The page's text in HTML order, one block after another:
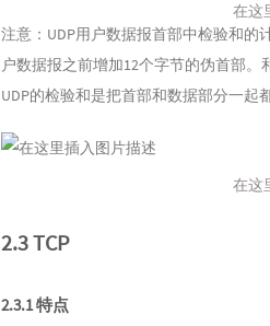
在这
注意：UDP用户数据报首部中检验和的
户数据报之前增加12个字节的伪首部
UDP的检验和是把首部和数据部分一起
在这
2.3 TCP
2.3.1 特点